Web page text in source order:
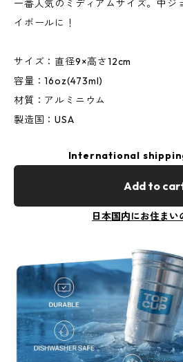
一番人気のミディアムサイズ。中ジ
イボールに！
サイズ：直径9×高さ12cm
容量：16oz(473ml)
材質：アルミニウム
製造国：USA
International
Add to
日本国内にお住まい